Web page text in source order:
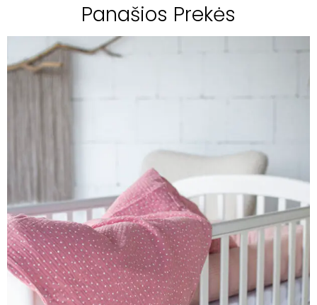
Panašios Prekės